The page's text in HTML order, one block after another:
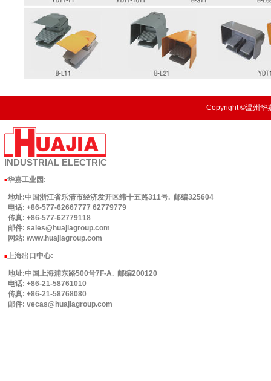
Copyright ©温州华
INDUSTRIAL ELECTRIC
■华嘉工业园 :
地址:中国浙江省乐清市经济发开区纬十五路311号. 邮编325604
电话: +86-577-62667777 62779779
传真: +86-577-62779118
邮件: sales@huajiagroup.com
网站: www.huajiagroup.com
■上海出口中心:
地址:中国上海浦东路500号7F-A. 邮编200120
电话: +86-21-58761010
传真: +86-21-58768080
邮件: vecas@huajiagroup.com